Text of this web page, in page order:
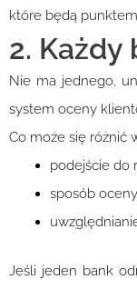
które będą
2.
Nie ma jednego,
system oceny
Co może się różnić
podejście do
sposób
Jeśli jeden bank